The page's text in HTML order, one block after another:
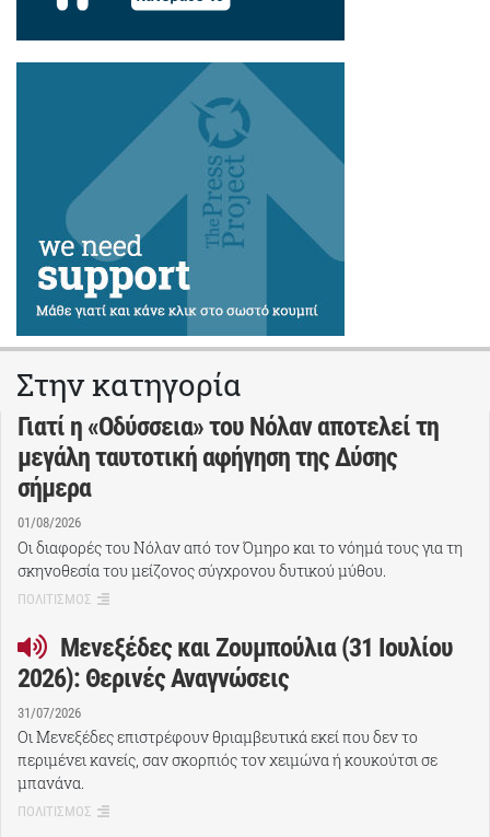
Στην κατηγορία
Γιατί η «Οδύσσεια» του Νόλαν αποτελεί τη
μεγάλη ταυτοτική αφήγηση της Δύσης
σήμερα
01/08/2026
Οι διαφορές του Νόλαν από τον Όμηρο και το νόημά τους για τη
σκηνοθεσία του μείζονος σύγχρονου δυτικού μύθου.
ΠΟΛΙΤΙΣΜΟΣ
Μενεξέδες και Ζουμπούλια (31 Ιουλίου
2026): Θερινές Αναγνώσεις
31/07/2026
Οι Μενεξέδες επιστρέφουν θριαμβευτικά εκεί που δεν το
περιμένει κανείς, σαν σκορπιός τον χειμώνα ή κουκούτσι σε
μπανάνα.
ΠΟΛΙΤΙΣΜΟΣ